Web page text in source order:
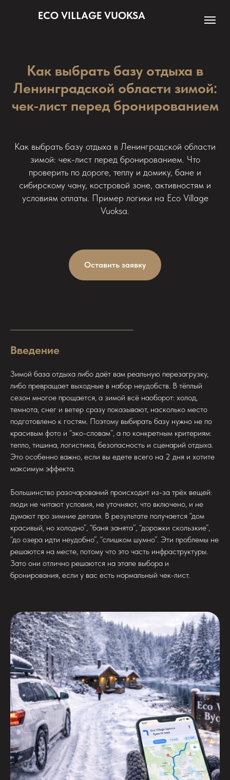
ECO VILLAGE VUOKSA
Как выбрать базу отдыха в
Ленинградской области зимой:
чек-лист перед бронированием
Как выбрать базу отдыха в Ленинградской области
зимой: чек-лист перед бронированием. Что
проверить по дороге, теплу и домику, бане и
сибирскому чану, костровой зоне, активностям и
условиям оплаты. Пример логики на Eco Village
Vuoksa.
Оставить заявку
Введение
Зимой база отдыха либо даёт вам реальную перезагрузку,
либо превращает выходные в набор неудобств. В тёплый
сезон многое прощается, а зимой всё наоборот: холод,
темнота, снег и ветер сразу показывают, насколько место
подготовлено к гостям. Поэтому выбирать базу нужно не по
красивым фото и “эко-словам”, а по конкретным критериям:
тепло, тишина, логистика, безопасность и сценарий отдыха.
Это особенно важно, если вы едете всего на 2 дня и хотите
максимум эффекта.
Большинство разочарований происходит из-за трёх вещей:
люди не читают условия, не уточняют, что включено, и не
думают про зимние детали. В результате получается “дом
красивый, но холодно”, “баня занята”, “дорожки скользкие”,
“до озера идти неудобно”, “слишком шумно”. Эти проблемы не
решаются на месте, потому что это часть инфраструктуры.
Зато они отлично решаются на этапе выбора и
бронирования, если у вас есть нормальный чек-лист.